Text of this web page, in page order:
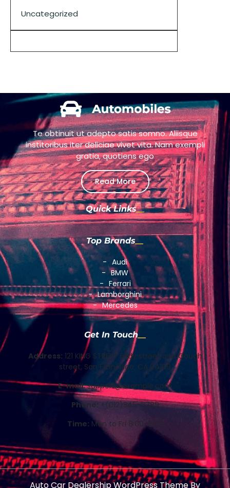
Uncategorized
Te obtinuit ut adepto satis somno. Aliisque
institoribus iter deliciae vivet vita. Nam exempli
gratia, quotiens ego
Read More
Quick Links
Top Brands
Audi
BMW
Ferrari
Lamborghini
Mercedes
Get In Touch
Address: 121 KING STREET Eddy street and Gough
street, San Francisco, CA 94109
E-mail:support@example.com
Phone:+(012)345-6789
Time: Mon to Fri 8:00-5:00
Auto Car Dealership WordPress ThemeBy